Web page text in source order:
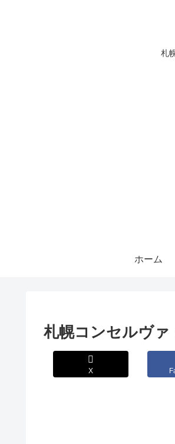
札
ホーム
札幌コンセルヴァ
X